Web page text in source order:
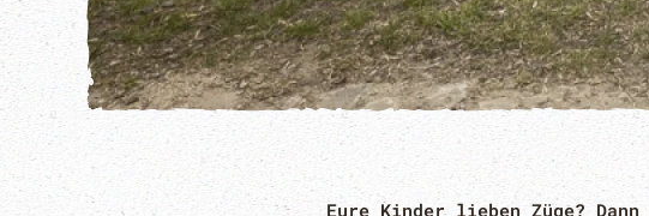
Eure Kinder lieben Züge?